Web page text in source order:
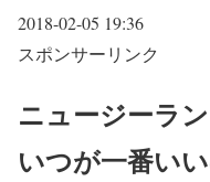
2018-02-05 19:36
スポンサーリンク
ニュージーラ
いつが一番い